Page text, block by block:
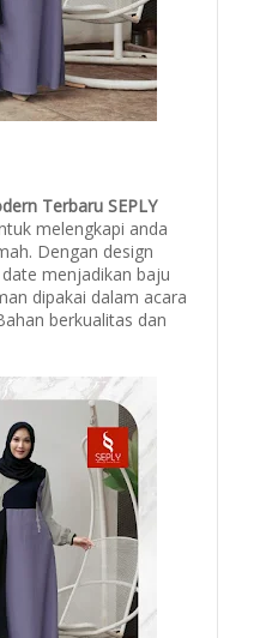
Terbaru SEPLY
melengkapi anda
Dengan design
menjadikan baju
dipakai dalam acara
berkualitas dan